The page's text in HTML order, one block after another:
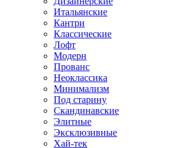
Итальянские
Кантри
Классические
Лофт
Модерн
Прованс
Неоклассика
Минимализм
Под старину
Скандинавские
Элитные
Эксклюзивные
Хай-тек